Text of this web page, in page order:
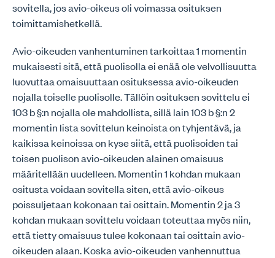
sovitella, jos avio-oikeus oli voimassa osituksen
toimittamishetkellä.
Avio-oikeuden vanhentuminen tarkoittaa 1 momentin
mukaisesti sitä, että puolisolla ei enää ole velvollisuutta
luovuttaa omaisuuttaan osituksessa avio-oikeuden
nojalla toiselle puolisolle. Tällöin osituksen sovittelu ei
103 b §:n nojalla ole mahdollista, sillä lain 103 b §:n 2
momentin lista sovittelun keinoista on tyhjentävä, ja
kaikissa keinoissa on kyse siitä, että puolisoiden tai
toisen puolison avio-oikeuden alainen omaisuus
määritellään uudelleen. Momentin 1 kohdan mukaan
ositusta voidaan sovitella siten, että avio-oikeus
poissuljetaan kokonaan tai osittain. Momentin 2 ja 3
kohdan mukaan sovittelu voidaan toteuttaa myös niin,
että tietty omaisuus tulee kokonaan tai osittain avio-
oikeuden alaan. Koska avio-oikeuden vanhennuttua